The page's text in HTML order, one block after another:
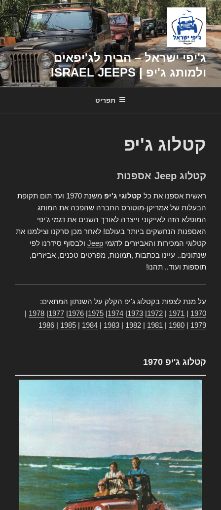
דילוג
לתוכן
ג'יפי ישראל – הבית לג'יפאים
ולמותג ג'יפ | ISRAEL JEEPS
תפריט
קטלוג ג'יפ
קטלוג Jeep אספנות
ראשית אספנו את כל קטלוגי ג'יפ
משנת 1970 ועד תום תקופת
הבעלות של אמריקן-מוטורס החברה שהפכה את המותג
המופלא הזה לאייקוני וייצרה לאורך השנים את דגמי ג'יפי
האספנות הנחשקים ביותר בעולם! לאחר מכן סרקנו וצילמנו את
קטלוגי המכירות והאביזרים לדגמי Jeep ולבסוף סידרנו לפי
שנתונים.. עיינו בכתבות ,תמונות, מפרטים טכנים, אביזרים,
תוספות ועוד.. תהנו!
על מנת לצפות בקטלוג ג'יפ הקלק על השנתון המתאים:
1970
1971
1972
1973
1974
1975
1976
1977
1978
1979
1980
1981
1982
1983
1984
1985
1986
קטלוג ג'יפ 1970